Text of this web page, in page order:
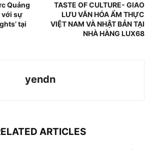
Quảng
với sự
tại
TASTE OF CULTURE- GIAO
LƯU VĂN HÓA ẨM THỰC
VIỆT NAM VÀ NHẬT BẢN TẠI
NHÀ HÀNG LUX68
yendn
ARTICLES